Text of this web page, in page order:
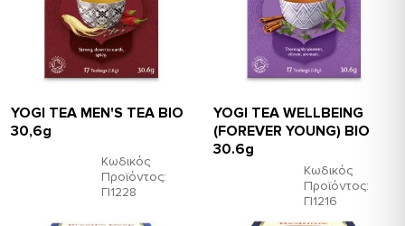
Κωδικός
Προϊόντος:
ΓΙ1228
YOGI TEA MEN'S TEA ΒΙΟ
30,6g
Κωδικός
Προϊόντος:
ΓΙ1216
YOGI TEA WELLBEING
(FOREVER YOUNG) BIO
30.6g